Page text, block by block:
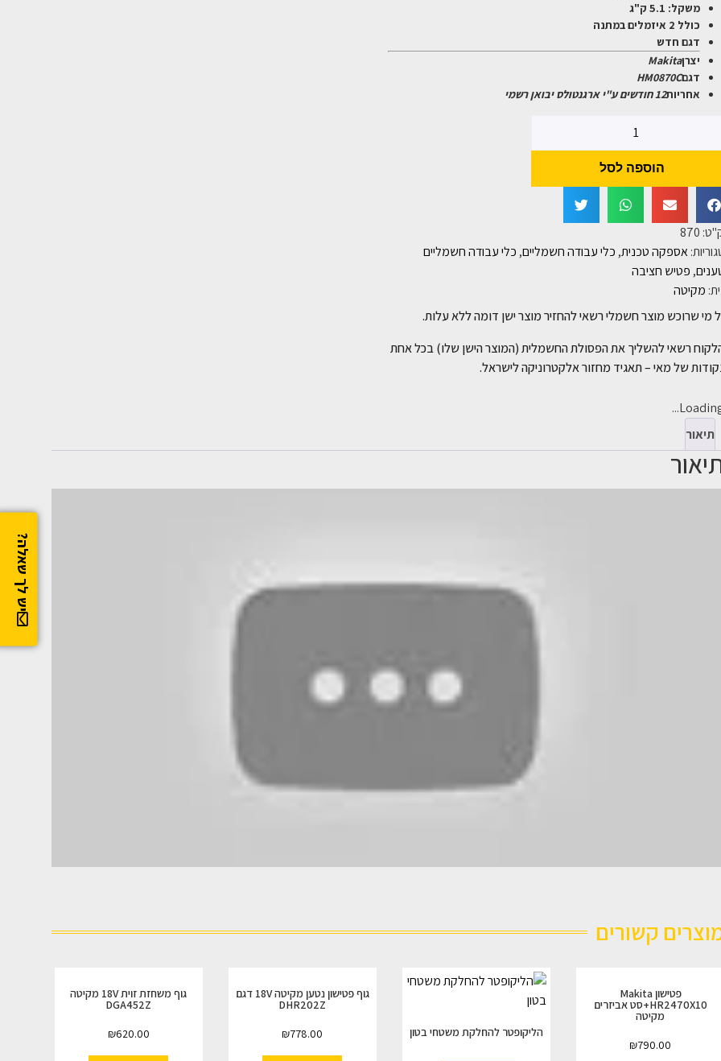
יש לך שאלה?
משקל: 5.1 ק"ג
כולל 2 איזמלים במתנה
דגם חדש
יצרןMakita
דגםHM0870C
אחריות12 חודשים ע"י ארגנטולס יבואן רשמי
הוספה לסל
870
אספקה טכנית, כלי עבודה חשמליים, כלי עבודה חשמליים
, פטיש חציבה
מקיטה
מי שרוכש מוצר חשמלי רשאי להחזיר מוצר ישן דומה ללא עלות.
רשאי להשליך את הפסולת החשמלית (המוצר הישן שלו) בכל אחת
של מאי – תאגיד מחזור אלקטרוניקה לישראל.
תיאור
קשורים
פטישון Makita
HR2470X10+סט אביזרים
מקיטה
₪790.00
הליקופטר להחלקת משטחי בטון
גוף פטישון נטען מקיטה 18V דגם
DHR202Z
₪778.00
גוף משחזת זוית 18V מקיטה
DGA452Z
₪620.00